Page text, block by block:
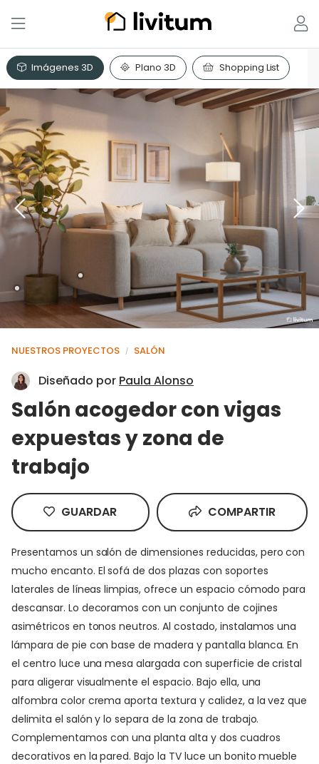
Imágenes 3D Plano 3D Shopping List
NUESTROS PROYECTOS / SALÓN
Diseñado por Paula Alonso
Salón acogedor con vigas
expuestas y zona de
trabajo
GUARDAR COMPARTIR
Presentamos un salón de dimensiones reducidas, pero con
mucho encanto. El sofá de dos plazas con soportes
laterales de líneas limpias, ofrece un espacio cómodo para
descansar. Lo decoramos con un conjunto de cojines
asimétricos en tonos neutros. Al costado, instalamos una
lámpara de pie con base de madera y pantalla blanca. En
el centro luce una mesa alargada con superficie de cristal
para aligerar visualmente el espacio. Bajo ella, una
alfombra color crema aporta textura y calidez, a la vez que
delimita el salón y lo separa de la zona de trabajo.
Complementamos con una planta alta y dos cuadros
decorativos en la pared. Bajo la TV luce un bonito mueble